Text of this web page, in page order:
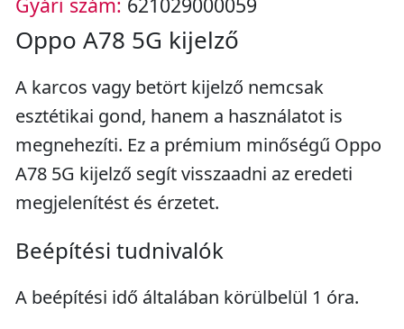
Oppo A78 5G kijelző
A karcos vagy betört kijelző nemcsak
esztétikai gond, hanem a használatot is
megnehezíti. Ez a prémium minőségű Oppo
A78 5G kijelző segít visszaadni az eredeti
megjelenítést és érzetet.
Beépítési tudnivalók
A beépítési idő általában körülbelül 1 óra.